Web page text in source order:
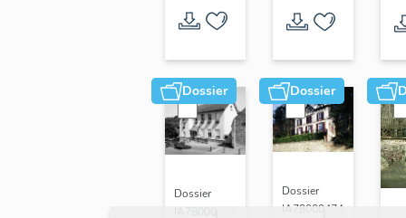
Dossier
Dossier
Dossier
Dossier
IA78000474